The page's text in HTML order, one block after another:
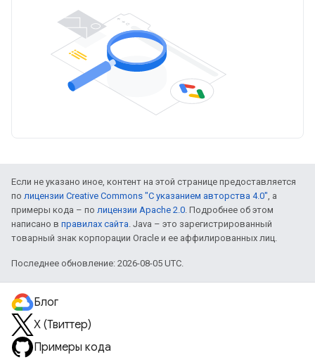
Если не указано иное, контент на этой странице предоставляется
по лицензии Creative Commons "С указанием авторства 4.0", а
примеры кода – по лицензии Apache 2.0. Подробнее об этом
написано в правилах сайта. Java – это зарегистрированный
товарный знак корпорации Oracle и ее аффилированных лиц.
Последнее обновление: 2026-08-05 UTC.
Блог
X (Твиттер)
Примеры кода